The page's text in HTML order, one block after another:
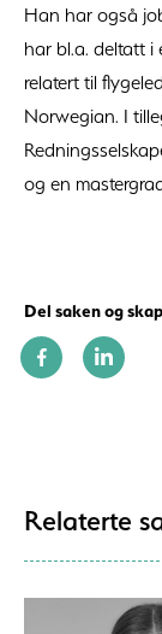
Han har også
har bl.a. deltatt i
relatert til
Norwegian. I
og en
Del saken og
Relaterte